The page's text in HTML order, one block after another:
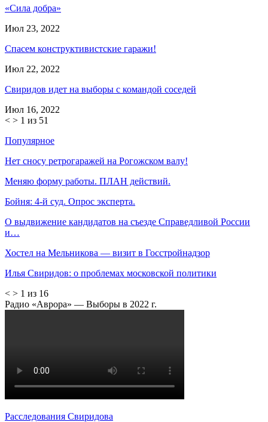
«Сила добра»
Июл 23, 2022
Спасем конструктивистские гаражи!
Июл 22, 2022
Свиридов идет на выборы с командой соседей
Июл 16, 2022
< > 1 из 51
Популярное
Нет сносу ретрогаражей на Рогожском валу!
Меняю форму работы. ПЛАН действий.
Бойня: 4-й суд. Опрос эксперта.
О выдвижение кандидатов на съезде Справедливой России
и…
Хостел на Мельникова — визит в Госстройнадзор
Илья Свиридов: о проблемах московской политики
< > 1 из 16
Радио «Аврора» — Выборы в 2022 г.
Расследования Свиридова